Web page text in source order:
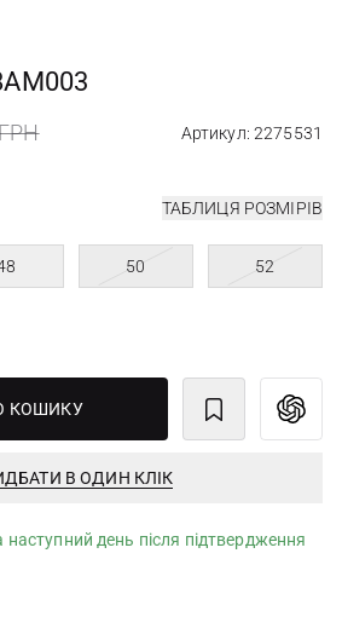
Артикул: 2275531
ТАБЛИЦЯ РОЗМІРІВ
50 52
КОШИКУ
В ОДИН КЛІК
день після підтвердження